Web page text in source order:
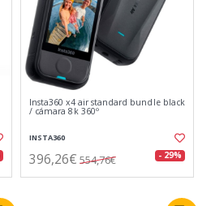
Insta360 x4 air standard bundle black
/ cámara 8k 360º
INSTA360
396,26€ 554,76€ - 29%